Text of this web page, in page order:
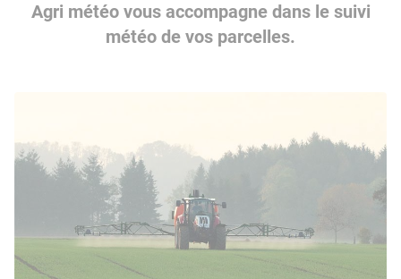
Agri météo vous accompagne dans le suivi
météo de vos parcelles.